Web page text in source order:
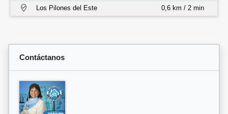
Los Pilones del Este 0,6 km / 2 min
Contáctanos